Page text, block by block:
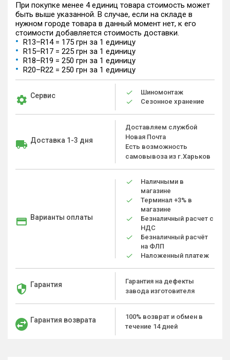
При покупке менее 4 единиц товара стоимость может
быть выше указанной. В случае, если на складе в
нужном городе товара в данный момент нет, к его
стоимости добавляется стоимость доставки.
R13–R14 = 175 грн за 1 единицу
R15–R17 = 225 грн за 1 единицу
R18–R19 = 250 грн за 1 единицу
R20–R22 = 250 грн за 1 единицу
Сервис
Шиномонтаж
Сезонное хранение
Доставка 1-3 дня
Доставляем службой
Новая Почта
Есть возможность
самовывоза из г.Харьков
Варианты оплаты
Наличными в
магазине
Терминал +3% в
магазине
Безналичный расчет с
НДС
Безналичный расчёт
на ФЛП
Наложенный платеж
Гарантия
Гарантия на дефекты
завода изготовителя
Гарантия возврата
100% возврат и обмен в
течение 14 дней